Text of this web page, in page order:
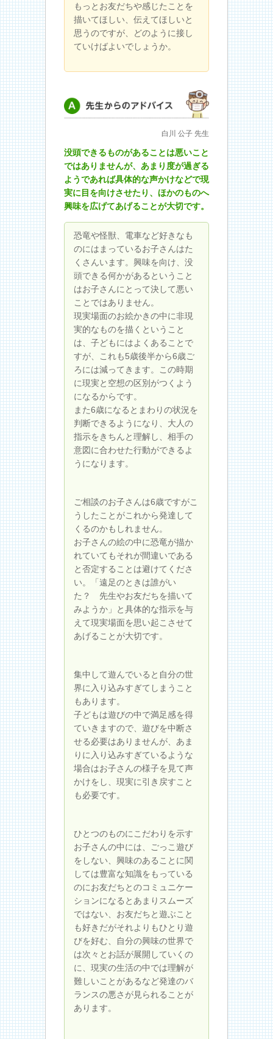
もっとお友だちや感じたことを
描いてほしい、伝えてほしいと
思うのですが、どのように接し
ていけばよいでしょうか。
先生からのアドバイス白川 公子 先生
没頭できるものがあることは悪いこと
ではありませんが、あまり度が過ぎる
ようであれば具体的な声かけなどで現
実に目を向けさせたり、ほかのものへ
興味を広げてあげることが大切です。
恐竜や怪獣、電車など好きなも
のにはまっているお子さんはた
くさんいます。興味を向け、没
頭できる何かがあるということ
はお子さんにとって決して悪い
ことではありません。
現実場面のお絵かきの中に非現
実的なものを描くということ
は、子どもにはよくあることで
すが、これも5歳後半から6歳ご
ろには減ってきます。この時期
に現実と空想の区別がつくよう
になるからです。
また6歳になるとまわりの状況を
判断できるようになり、大人の
指示をきちんと理解し、相手の
意図に合わせた行動ができるよ
うになります。
ご相談のお子さんは6歳ですがこ
うしたことがこれから発達して
くるのかもしれません。
お子さんの絵の中に恐竜が描か
れていてもそれが間違いである
と否定することは避けてくださ
い。「遠足のときは誰がい
た？ 先生やお友だちを描いて
みようか」と具体的な指示を与
えて現実場面を思い起こさせて
あげることが大切です。
集中して遊んでいると自分の世
界に入り込みすぎてしまうこと
もあります。
子どもは遊びの中で満足感を得
ていきますので、遊びを中断さ
せる必要はありませんが、あま
りに入り込みすぎているような
場合はお子さんの様子を見て声
かけをし、現実に引き戻すこと
も必要です。
ひとつのものにこだわりを示す
お子さんの中には、ごっこ遊び
をしない、興味のあることに関
しては豊富な知識をもっている
のにお友だちとのコミュニケー
ションになるとあまりスムーズ
ではない、お友だちと遊ぶこと
も好きだがそれよりもひとり遊
びを好む、自分の興味の世界で
は次々とお話が展開していくの
に、現実の生活の中では理解が
難しいことがあるなど発達のバ
ランスの悪さが見られることが
あります。